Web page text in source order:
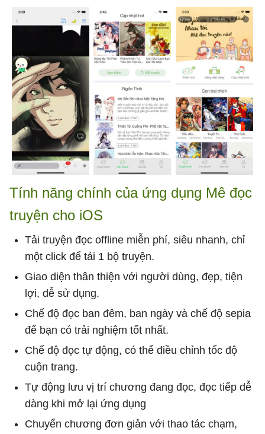
Tính năng chính của ứng dụng Mê đọc
truyện cho iOS
Tải truyện đọc offline miễn phí, siêu nhanh, chỉ
một click để tải 1 bộ truyện.
Giao diện thân thiện với người dùng, đẹp, tiện
lợi, dễ sử dụng.
Chế độ đọc ban đêm, ban ngày và chế độ sepia
để bạn có trải nghiệm tốt nhất.
Chế độ đọc tự động, có thể điều chỉnh tốc độ
cuộn trang.
Tự động lưu vị trí chương đang đọc, đọc tiếp dễ
dàng khi mở lại ứng dụng
Chuyển chương đơn giản với thao tác chạm,